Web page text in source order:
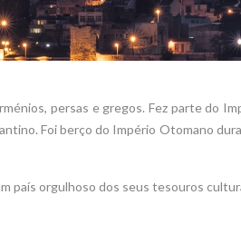
persas e gregos. Fez parte do
Foi berço do Império Otomano
país orgulhoso dos seus tesouros